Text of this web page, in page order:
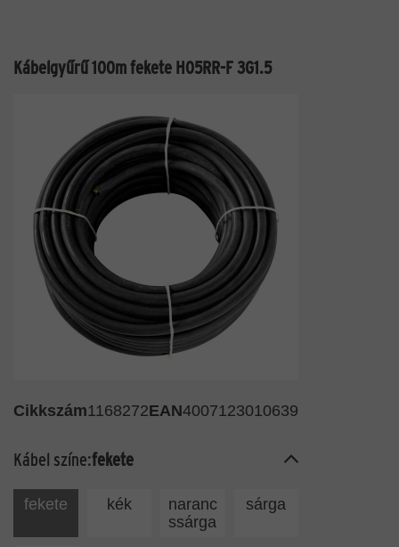
Kábelgyűrű 100m fekete H05RR-F 3G1.5
Cikkszám1168272EAN4007123010639
Kábel színe:fekete
fekete kék
naranc
ssárga
sárga